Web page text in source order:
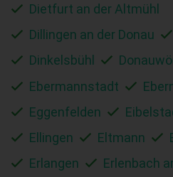
Dietfurt an der Altmühl
Dillingen an der Donau
Dinkelsbühl
Ebermannstadt
Eggenfelden
Ellingen
Eltmann
Erlangen
Erlenbach